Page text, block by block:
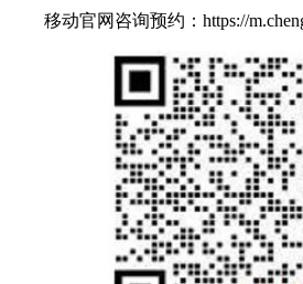
移动官网咨询预约：https://